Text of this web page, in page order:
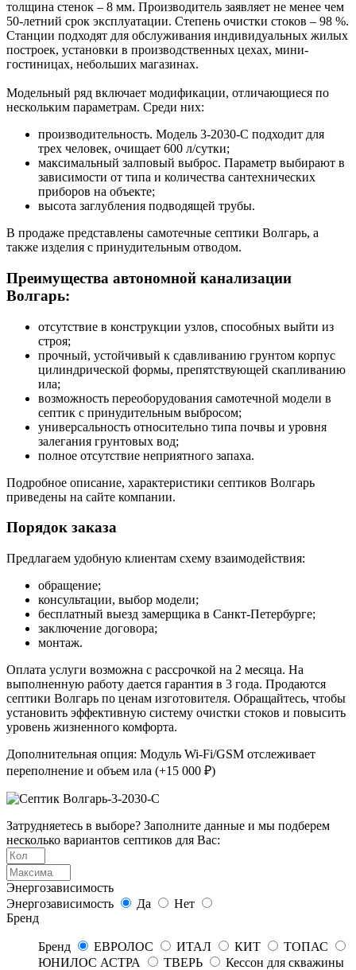
толщина стенок – 8 мм. Производитель заявляет не менее чем
50-летний срок эксплуатации. Степень очистки стоков – 98 %.
Станции подходят для обслуживания индивидуальных жилых
построек, установки в производственных цехах, мини-
гостиницах, небольших магазинах.
Модельный ряд включает модификации, отличающиеся по
нескольким параметрам. Среди них:
производительность. Модель 3-2030-С подходит для
трех человек, очищает 600 л/сутки;
максимальный залповый выброс. Параметр выбирают в
зависимости от типа и количества сантехнических
приборов на объекте;
высота заглубления подводящей трубы.
В продаже представлены самотечные септики Волгарь, а
также изделия с принудительным отводом.
Преимущества автономной канализации
Волгарь:
отсутствие в конструкции узлов, способных выйти из
строя;
прочный, устойчивый к сдавливанию грунтом корпус
цилиндрической формы, препятствующей скапливанию
ила;
возможность переоборудования самотечной модели в
септик с принудительным выбросом;
универсальность относительно типа почвы и уровня
залегания грунтовых вод;
полное отсутствие неприятного запаха.
Подробное описание, характеристики септиков Волгарь
приведены на сайте компании.
Порядок заказа
Предлагаем удобную клиентам схему взаимодействия:
обращение;
консультации, выбор модели;
бесплатный выезд замерщика в Санкт-Петербурге;
заключение договора;
монтаж.
Оплата услуги возможна с рассрочкой на 2 месяца. На
выполненную работу дается гарантия в 3 года. Продаются
септики Волгарь по ценам изготовителя. Обращайтесь, чтобы
установить эффективную систему очистки стоков и повысить
уровень жизненного комфорта.
Дополнительная опция: Модуль Wi-Fi/GSM отслеживает
переполнение и объем ила (+15 000 ₽)
Затрудняетесь в выборе? Заполните данные и мы подберем
несколько вариантов септиков для Вас:
Энергозависимость
Энергозависимость
Да
Нет
Бренд
Бренд ЕВРОЛОС ИТАЛ КИТ
ТОПАС
ЮНИЛОС АСТРА
ТВЕРЬ
Кессон для скважины